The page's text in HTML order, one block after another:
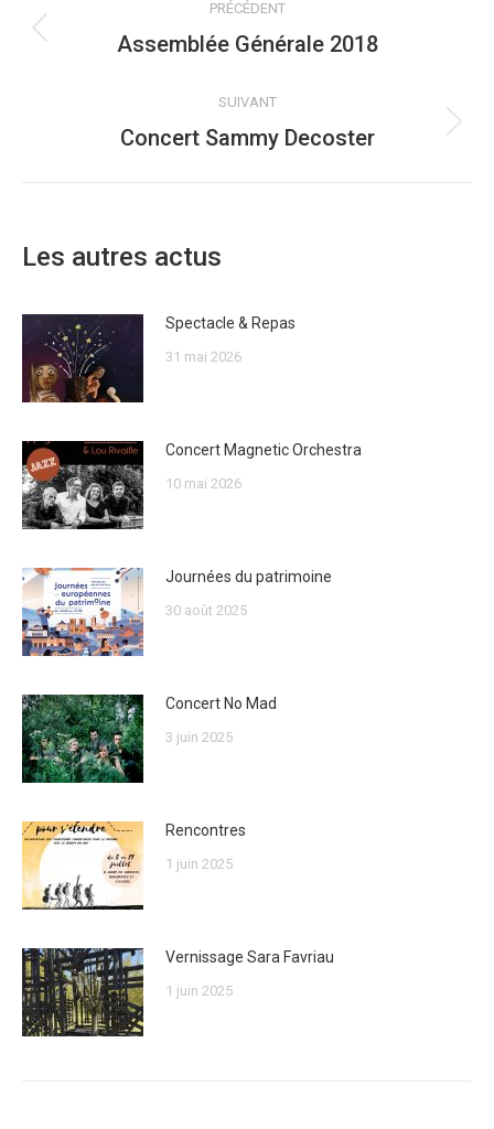
ARTICLE
PRÉCÉDENT
Article
:
Assemblée Générale 2018
SUIVANT
Article
Concert Sammy Decoster
Les autres actus
Spectacle & Repas
31 mai 2026
Concert Magnetic Orchestra
10 mai 2026
Journées du patrimoine
30 août 2025
Concert No Mad
3 juin 2025
Rencontres
1 juin 2025
Vernissage Sara Favriau
1 juin 2025